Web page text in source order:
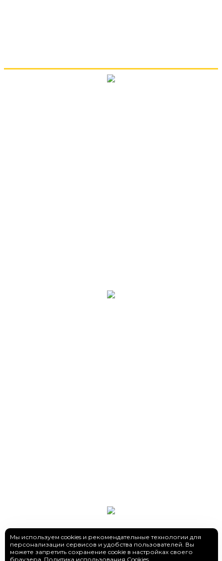
Мы используем cookies и рекомендательные технологии для
персонализации сервисов и удобства пользователей. Вы
можете запретить сохранение cookie в настройках своего
браузера. Политика использования Cookies